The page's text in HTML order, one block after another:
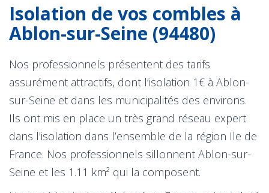
Isolation de vos combles à
Ablon-sur-Seine (94480)
Nos professionnels présentent des tarifs
assurément attractifs, dont l’isolation 1€ à Ablon-
sur-Seine et dans les municipalités des environs.
Ils ont mis en place un très grand réseau expert
dans l'isolation dans l’ensemble de la région Ile de
France. Nos professionnels sillonnent Ablon-sur-
Seine et les 1.11 km² qui la composent.